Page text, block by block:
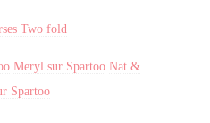
Two fold
Meryl sur Spartoo Nat &
Spartoo